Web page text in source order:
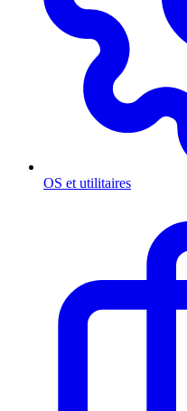
OS et utilitaires